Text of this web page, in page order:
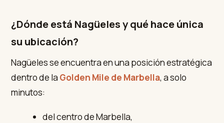
¿Dónde está Nagüeles y qué hace única
su ubicación?
Nagüeles se encuentra en una posición estratégica
dentro de la Golden Mile de Marbella, a solo
minutos:
del centro de Marbella,